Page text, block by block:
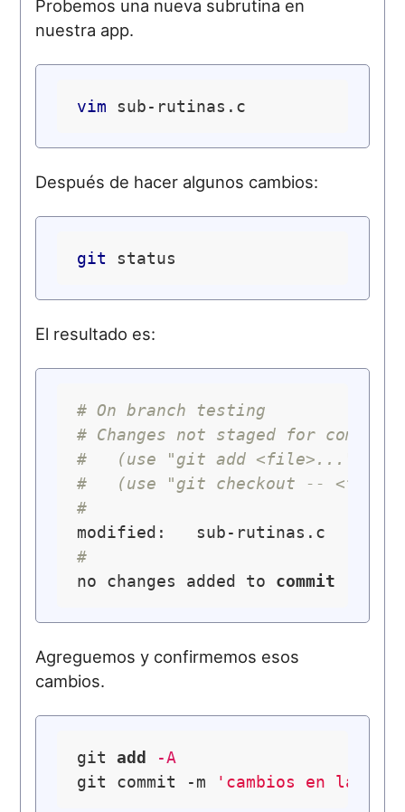
Probemos una nueva subrutina en
nuestra app.
vim
Después de hacer algunos cambios:
git
El resultado es:
# On branch testing
# Changes not staged for commit:
#   (use "git add <file>..." to
#   (use "git checkout --
#
#
no changes added to commit
Agreguemos y confirmemos esos
cambios.
git add -A
git commit -m
'cambios en la